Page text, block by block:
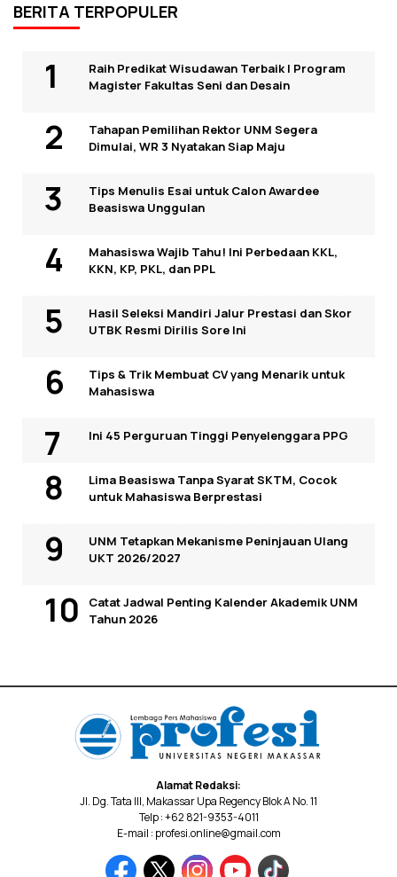
BERITA TERPOPULER
Raih Predikat Wisudawan Terbaik I Program
Magister Fakultas Seni dan Desain
Tahapan Pemilihan Rektor UNM Segera
Dimulai, WR 3 Nyatakan Siap Maju
Tips Menulis Esai untuk Calon Awardee
Beasiswa Unggulan
Mahasiswa Wajib Tahu! Ini Perbedaan KKL,
KKN, KP, PKL, dan PPL
Hasil Seleksi Mandiri Jalur Prestasi dan Skor
UTBK Resmi Dirilis Sore Ini
Tips & Trik Membuat CV yang Menarik untuk
Mahasiswa
Ini 45 Perguruan Tinggi Penyelenggara PPG
Lima Beasiswa Tanpa Syarat SKTM, Cocok
untuk Mahasiswa Berprestasi
UNM Tetapkan Mekanisme Peninjauan Ulang
UKT 2026/2027
Catat Jadwal Penting Kalender Akademik UNM
Tahun 2026
Alamat Redaksi:
Jl. Dg. Tata III, Makassar Upa Regency Blok A No. 11
Telp : +62 821-9353-4011
E-mail : profesi.online@gmail.com